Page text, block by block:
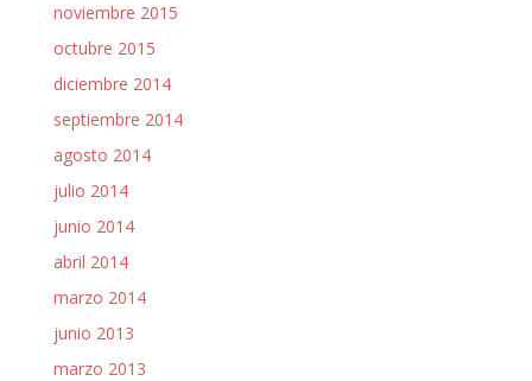
noviembre 2015
octubre 2015
diciembre 2014
septiembre 2014
agosto 2014
julio 2014
junio 2014
abril 2014
marzo 2014
junio 2013
marzo 2013